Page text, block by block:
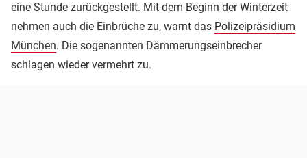
eine Stunde zurückgestellt. Mit dem Beginn der Winterzeit
nehmen auch die Einbrüche zu, warnt das Polizeipräsidium
München. Die sogenannten Dämmerungseinbrecher
schlagen wieder vermehrt zu.